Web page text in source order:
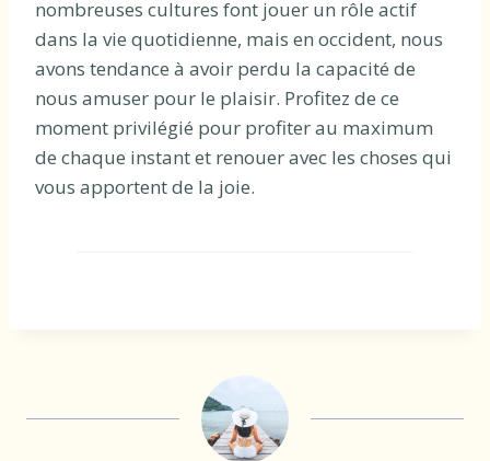
nombreuses cultures font jouer un rôle actif
dans la vie quotidienne, mais en occident, nous
avons tendance à avoir perdu la capacité de
nous amuser pour le plaisir. Profitez de ce
moment privilégié pour profiter au maximum
de chaque instant et renouer avec les choses qui
vous apportent de la joie.